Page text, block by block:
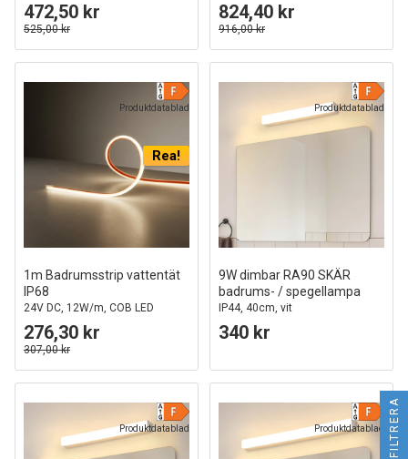
472,50 kr
525,00 kr
824,40 kr
916,00 kr
Produktdatablad
Rea!
1m Badrumsstrip vattentät
IP68
24V DC, 12W/m, COB LED
276,30 kr
307,00 kr
Produktdatablad
9W dimbar RA90 SKÄR
badrums- / spegellampa
IP44, 40cm, vit
340 kr
Produktdatablad Produktdatablad FILTRERA